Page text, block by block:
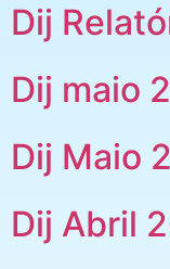
Dij
Dij maio
Dij Maio
Dij Abril